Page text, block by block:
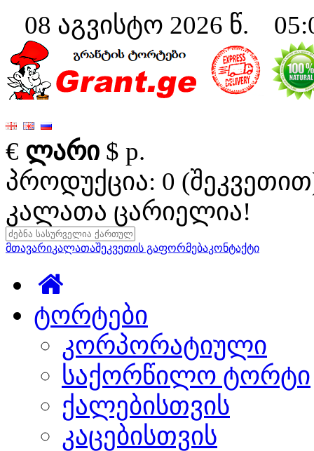
08 აგვისტო 2026 წ.
€ ლარი $ р.
პროდუქცია: 0
კალათა ცარიელია!
მთავარიკალათაშეკვეთის გაფორმებაკონტაქტი
ტორტები
კორპორატიული
საქორწილო ტორტი
ქალებისთვის
კაცებისთვის